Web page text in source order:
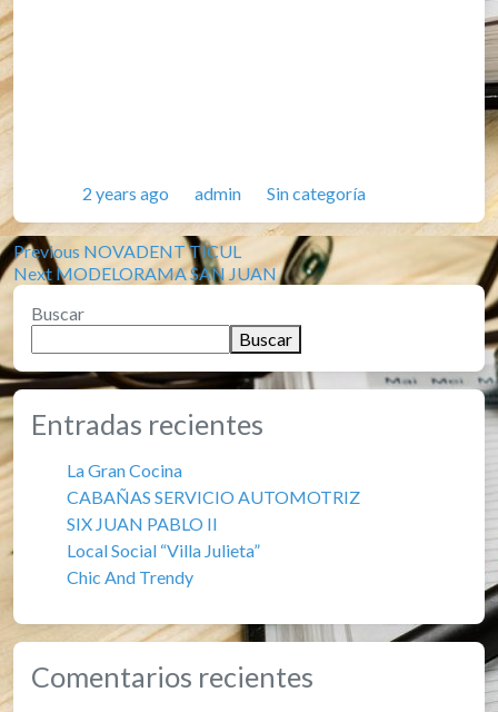
Posted
2 years ago Author
admin Categories
Sin categoría
Navegación
de
entradas
Previous Previous
post:
NOVADENT TICUL
NextNext
MODELORAMA SAN JUAN
Buscar
Buscar
Entradas recientes
La Gran Cocina
CABAÑAS SERVICIO AUTOMOTRIZ
SIX JUAN PABLO II
Local Social “Villa Julieta”
Chic And Trendy
Comentarios recientes